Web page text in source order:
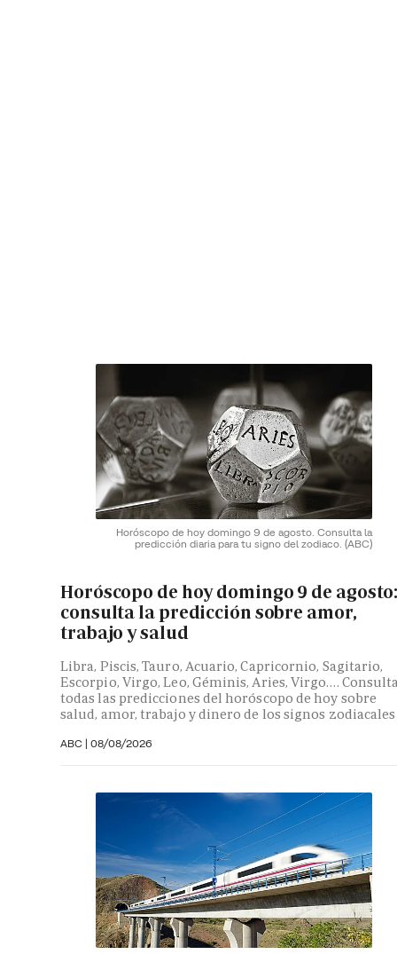
Horóscopo de hoy domingo 9 de agosto. Consulta la
predicción diaria para tu signo del zodiaco. (ABC)
Horóscopo de hoy domingo 9 de
consulta la predicción sobre amor,
trabajo y salud
Libra, Piscis, Tauro, Acuario, Capricornio, Sagitario,
Escorpio, Virgo, Leo, Géminis, Aries, Virgo….
todas las predicciones del horóscopo de hoy sobre
salud, amor, trabajo y dinero de los signos zodiacales
ABC | 08/08/2026